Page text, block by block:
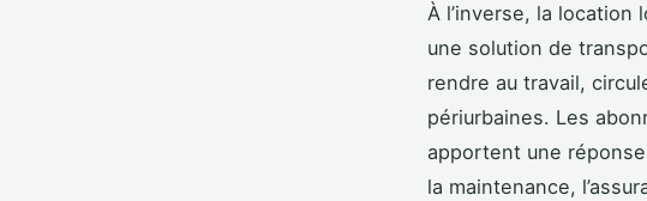
À l’inverse, la location
une solution de
rendre au travail,
périurbaines. Les
apportent une
la maintenance,